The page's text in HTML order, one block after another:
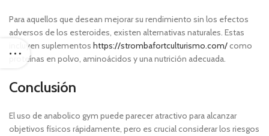
Para aquellos que desean mejorar su rendimiento sin los efectos
adversos de los esteroides, existen alternativas naturales. Estas
incluyen suplementos https://strombafortculturismo.com/como
proteínas en polvo, aminoácidos y una nutrición adecuada.
Conclusión
El uso de anabolico gym puede parecer atractivo para alcanzar
objetivos físicos rápidamente, pero es crucial considerar los riesgos